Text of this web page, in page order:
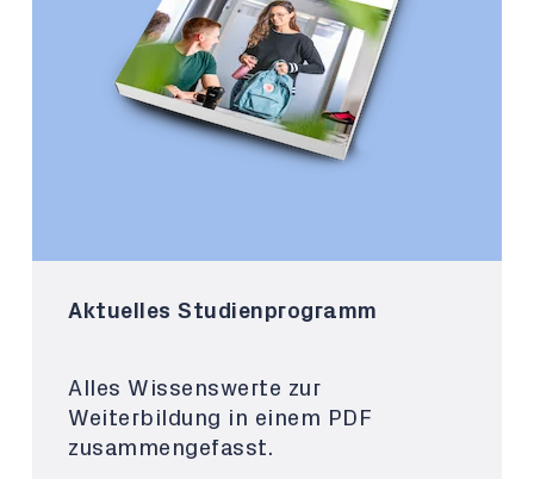
Aktuelles Studienprogramm
Alles Wissenswerte zur
Weiterbildung in einem PDF
zusammengefasst.